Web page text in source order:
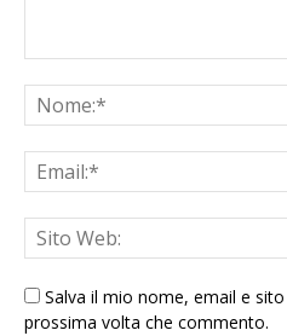
Salva il mio nome, email e
prossima volta che commento.